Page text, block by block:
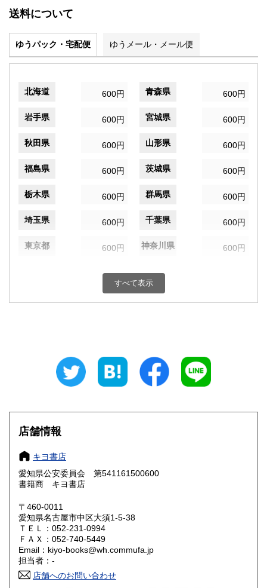
送料について
ゆうパック・宅配便 ゆうメール・メール便
北海道 600円 青森県 600円
岩手県 600円 宮城県 600円
秋田県 600円 山形県 600円
福島県 600円 茨城県 600円
栃木県 600円 群馬県 600円
埼玉県 600円 千葉県 600円
東京都 600円 神奈川県 600円
600円 富山県
600円 三重県
大阪府
奈良県
鳥取県 600円 島根県
岡山県
山口県 600円
香川県 愛媛県
高知県 600円
すべて表示
店舗情報
キヨ書店
愛知県公安委員会 第541161500600
書籍商 キヨ書店
〒460-0011
愛知県名古屋市中区大須1-5-38
ＴＥＬ：052-231-0994
ＦＡＸ：052-740-5449
Email：kiyo-books@wh.commufa.jp
担当者：-
店舗へのお問い合わせ